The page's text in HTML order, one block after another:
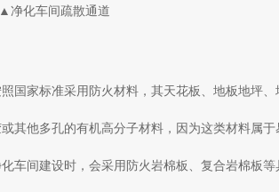
▲净化车间疏散通道
国家标准采用防火材料，其天花板、地板地坪
其他多孔的有机高分子材料，因为这类材料属
车间建设时，会采用防火岩棉板、复合岩棉板